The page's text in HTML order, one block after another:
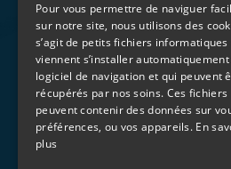
L'association
Notre organisation
L’équipe
Les atouts du contrat
associatif
Me
Me
Me
NOS ARTICLES
Pour vous permettre de naviguer
sur notre site, nous utilisons des
s’agit de petits fichiers informatiques
viennent s’installer
logiciel de navigation et qui peuvent
récupérés par nos soins. Ces fichiers
peuvent contenir des données sur
préférences, ou vos appareils. En
plus